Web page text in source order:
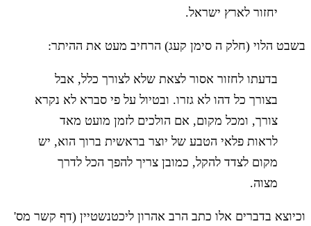
יחזור לארץ ישראל.
בשבט הלוי (חלק ה סימן קעג) הרחיב מעט את ההיתר:
בדעתו לחזור אסור לצאת שלא לצורך כלל, אבל
בצורך כל דהו לא גזרו. ובטיול על פי סברא לא נקרא
צורך, ומכל מקום, אם הולכים לזמן מועט מאד
לראות פלאי הטבע של יוצר בראשית ברוך הוא, יש
מקום לצדד להקל, כמובן צריך להפך הכל לדרך
מצוה.
וכיוצא בדברים אלו כתב הרב אהרון ליכטנשטיין (דף קשר מס'